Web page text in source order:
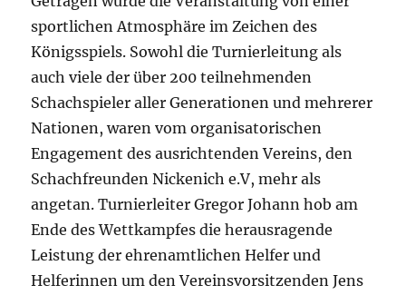
sportlichen Atmosphäre im Zeichen des
Königsspiels. Sowohl die Turnierleitung als
auch viele der über 200 teilnehmenden
Schachspieler aller Generationen und mehrerer
Nationen, waren vom organisatorischen
Engagement des ausrichtenden Vereins, den
Schachfreunden Nickenich e.V, mehr als
angetan. Turnierleiter Gregor Johann hob am
Ende des Wettkampfes die herausragende
Leistung der ehrenamtlichen Helfer und
Helferinnen um den Vereinsvorsitzenden Jens